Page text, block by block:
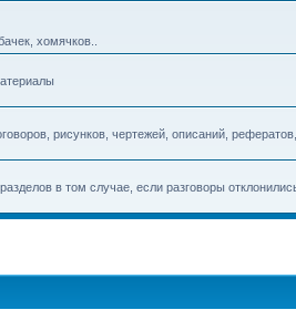
хомячков..
рисунков, чертежей, описаний,
в том случае, если разговоры